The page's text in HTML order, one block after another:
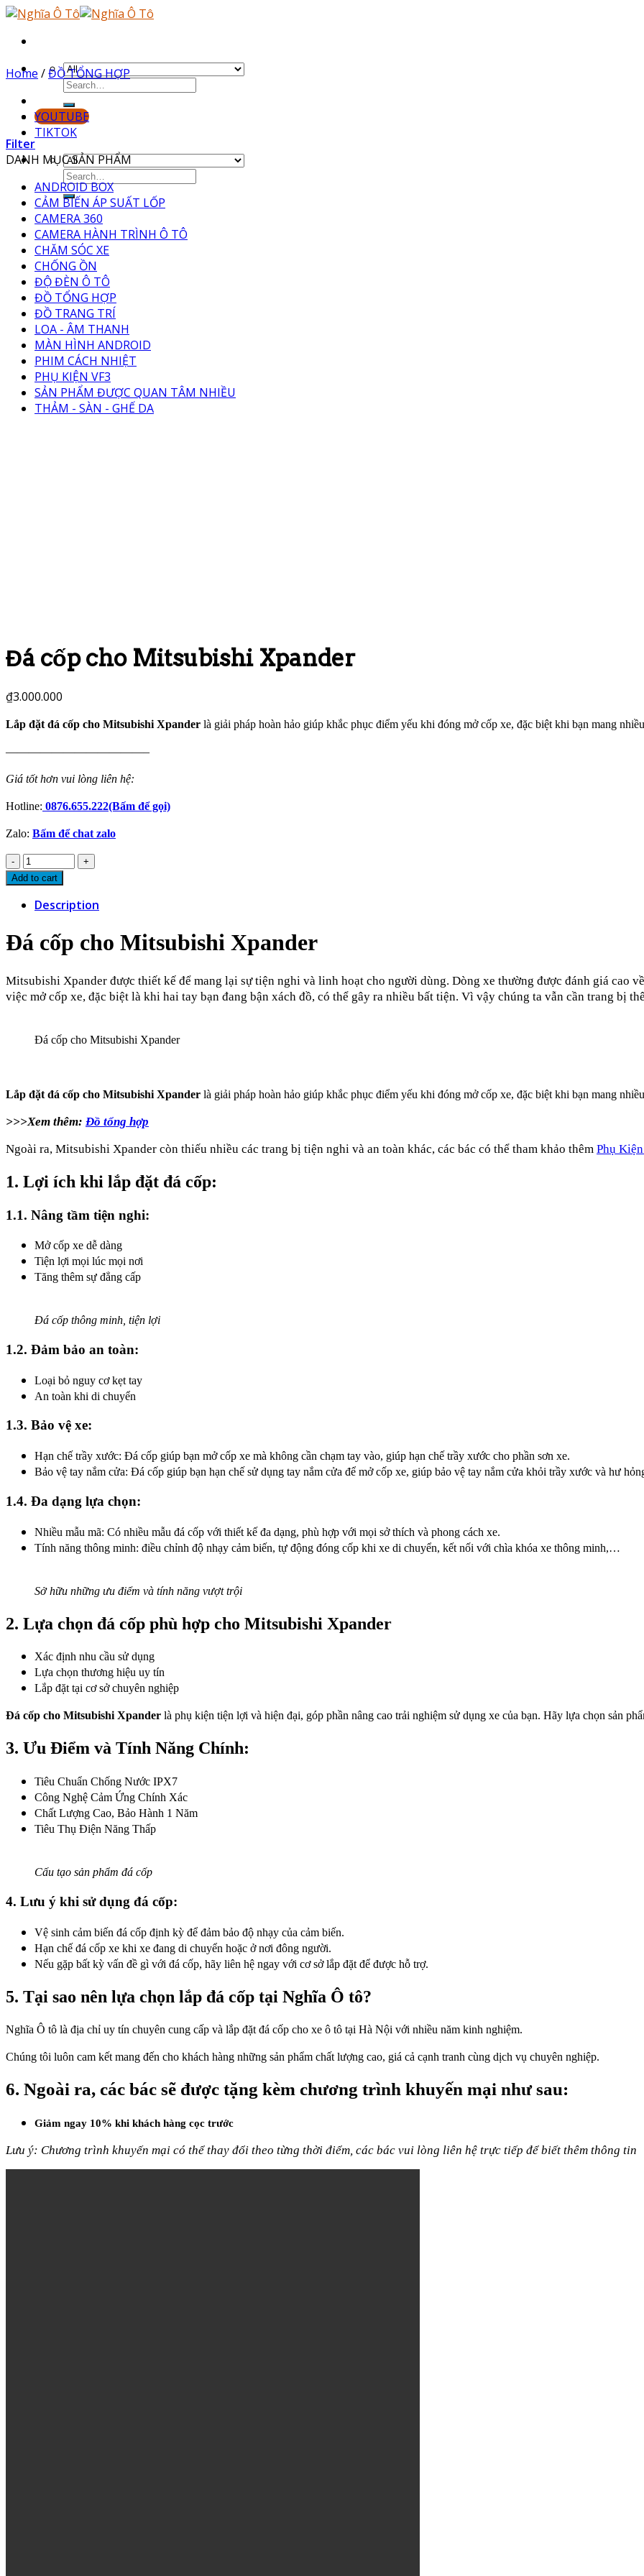
Skip
content
YOUTUBE
TIKTOK
Home /ĐỒ TỔNG HỢP
Filter
DANH MỤC SẢN PHẨM
ANDROID BOX
CẢM BIẾN ÁP SUẤT LỐP
CAMERA 360
CAMERA HÀNH TRÌNH Ô TÔ
CHĂM SÓC XE
CHỐNG ỒN
ĐỘ ĐÈN Ô TÔ
ĐỒ TỔNG HỢP
ĐỒ TRANG TRÍ
LOA - ÂM THANH
MÀN HÌNH ANDROID
PHIM CÁCH NHIỆT
PHỤ KIỆN VF3
SẢN PHẨM ĐƯỢC QUAN TÂM NHIỀU
THẢM - SÀN - GHẾ DA
Đá cốp cho Mitsubishi Xpander
₫3.000.000
Lắp đặt đá cốp cho Mitsubishi Xpander là giải pháp hoàn hảo giúp khắc phục điểm yếu khi đóng mở cốp xe, đặc biệt khi bạn mang
————————————–
Giá tốt hơn vui lòng liên hệ:
Hotline: 0876.655.222(Bấm để gọi)
Zalo: Bấm để chat zalo
Đá
cốp
Mitsubishi
quantity
Add to cart
Description
Đá cốp cho Mitsubishi Xpander
Mitsubishi Xpander được thiết kế để mang lại sự tiện nghi và linh hoạt cho người dùng. Dòng xe thường được đánh giá cao
việc mở cốp xe, đặc biệt là khi hai tay bạn đang bận xách đồ, có thể gây ra nhiều bất tiện. Vì vậy chúng ta vẫn cần trang bị
Đá cốp cho Mitsubishi Xpander
Lắp đặt đá cốp cho Mitsubishi Xpander là giải pháp hoàn hảo giúp khắc phục điểm yếu khi đóng mở cốp xe, đặc biệt khi bạn mang
>>>Xem thêm: Đồ tổng hợp
Ngoài ra, Mitsubishi Xpander còn thiếu nhiều các trang bị tiện nghi và an toàn khác, các bác có thể tham khảo thêm Phụ
1. Lợi ích khi lắp đặt đá cốp:
1.1. Nâng tầm tiện nghi:
Mở cốp xe dễ dàng
Tiện lợi mọi lúc mọi nơi
Tăng thêm sự đẳng cấp
Đá cốp thông minh, tiện lợi
1.2. Đảm bảo an toàn:
Loại bỏ nguy cơ kẹt tay
An toàn khi di chuyển
1.3. Bảo vệ xe:
Hạn chế trầy xước: Đá cốp giúp bạn mở cốp xe mà không cần chạm tay vào, giúp hạn chế trầy xước cho phần sơn xe.
Bảo vệ tay nắm cửa: Đá cốp giúp bạn hạn chế sử dụng tay nắm cửa để mở cốp xe, giúp bảo vệ tay nắm cửa khỏi trầy xước và hư
1.4. Đa dạng lựa chọn:
Nhiều mẫu mã: Có nhiều mẫu đá cốp với thiết kế đa dạng, phù hợp với mọi sở thích và phong cách xe.
Tính năng thông minh: điều chỉnh độ nhạy cảm biến, tự động đóng cốp khi xe di chuyển, kết nối với chìa khóa xe thông minh,…
Sở hữu những ưu điểm và tính năng vượt trội
2. Lựa chọn đá cốp phù hợp cho Mitsubishi Xpander
Xác định nhu cầu sử dụng
Lựa chọn thương hiệu uy tín
Lắp đặt tại cơ sở chuyên nghiệp
Đá cốp cho Mitsubishi Xpander là phụ kiện tiện lợi và hiện đại, góp phần nâng cao trải nghiệm sử dụng xe của bạn. Hãy lựa chọn sản
3. Ưu Điểm và Tính Năng Chính:
Tiêu Chuẩn Chống Nước IPX7
Công Nghệ Cảm Ứng Chính Xác
Chất Lượng Cao, Bảo Hành 1 Năm
Tiêu Thụ Điện Năng Thấp
Cấu tạo sản phẩm đá cốp
4. Lưu ý khi sử dụng đá cốp:
Vệ sinh cảm biến đá cốp định kỳ để đảm bảo độ nhạy của cảm biến.
Hạn chế đá cốp xe khi xe đang di chuyển hoặc ở nơi đông người.
Nếu gặp bất kỳ vấn đề gì với đá cốp, hãy liên hệ ngay với cơ sở lắp đặt để được hỗ trợ.
5. Tại sao nên lựa chọn lắp đá cốp tại Nghĩa Ô tô?
Nghĩa Ô tô là địa chỉ uy tín chuyên cung cấp và lắp đặt đá cốp cho xe ô tô tại Hà Nội với nhiều năm kinh nghiệm.
Chúng tôi luôn cam kết mang đến cho khách hàng những sản phẩm chất lượng cao, giá cả cạnh tranh cùng dịch vụ chuyên nghiệp.
6. Ngoài ra, các bác sẽ được tặng kèm chương trình khuyến mại như sau:
Giảm ngay 10% khi khách hàng cọc trước
Lưu ý: Chương trình khuyến mại có thể thay đổi theo từng thời điểm, các bác vui lòng liên hệ trực tiếp để biết thêm thông tin